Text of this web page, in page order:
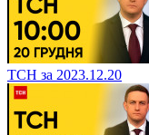
ТСН за 2023.12.20